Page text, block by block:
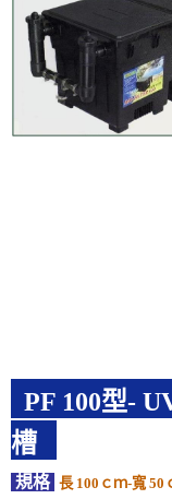
PF 100型-
槽
規格 長 100ｃｍ-寬 50